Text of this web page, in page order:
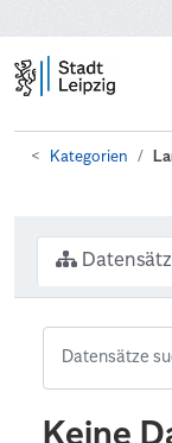
Kategorien